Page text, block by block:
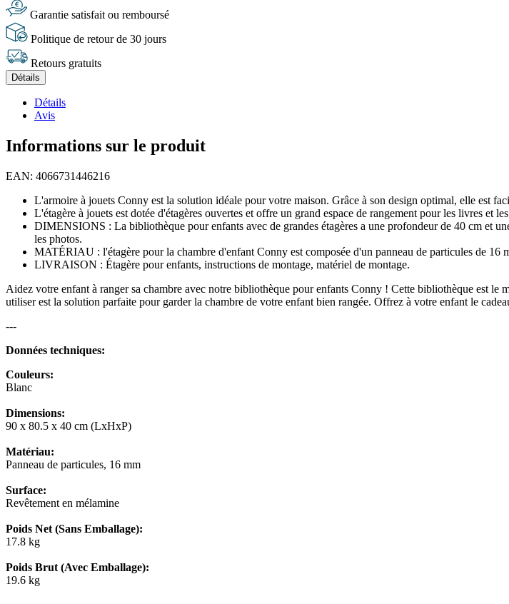
Garantie satisfait ou remboursé
Politique de retour de 30 jours
Retours gratuits
Détails
Détails
Avis
Informations sur le produit
EAN: 4066731446216
L'armoire à jouets Conny est la solution idéale pour votre maison. Grâce à son design optimal, elle est
L'étagère à jouets est dotée d'étagères ouvertes et offre un grand espace de rangement pour les livres et
DIMENSIONS : La bibliothèque pour enfants avec de grandes étagères a une profondeur de 40 cm et
les photos.
MATÉRIAU : l'étagère pour la chambre d'enfant Conny est composée d'un panneau de particules de 16
LIVRAISON : Étagère pour enfants, instructions de montage, matériel de montage.
Aidez votre enfant à ranger sa chambre avec notre bibliothèque pour enfants Conny ! Cette bibliothèque est le
utiliser est la solution parfaite pour garder la chambre de votre enfant bien rangée. Offrez à votre enfant le
---
Données techniques:
Couleurs:
Blanc
Dimensions:
90 x 80.5 x 40 cm (LxHxP)
Matériau:
Panneau de particules, 16 mm
Surface:
Revêtement en mélamine
Poids Net (Sans Emballage):
17.8 kg
Poids Brut (Avec Emballage):
19.6 kg